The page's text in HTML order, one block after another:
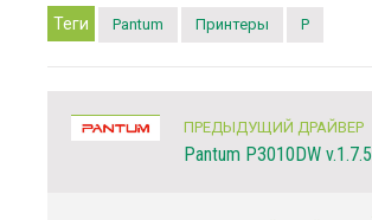
Теги Pantum Принтеры P
ПРЕДЫДУЩИЙ ДРАЙВЕР
Pantum P3010DW